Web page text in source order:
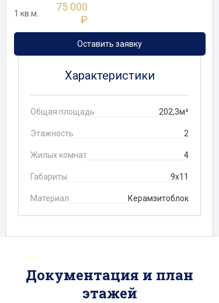
1 кв.м.
75 000
₽
Оставить заявку
Характеристики
Общая площадь 202,3м²
Этажность 2
Жилых комнат 4
Габариты 9х11
Материал Керамзитоблок
Документация и план
этажей